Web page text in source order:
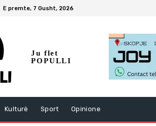
E premte, 7 Gusht, 2026
Ju flet
POPULLI
Kulturë Sport Opinione